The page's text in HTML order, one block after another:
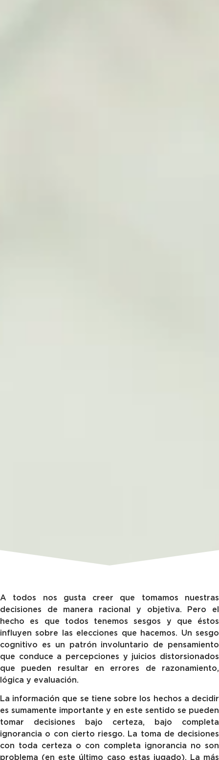
A todos nos gusta creer que tomamos nuestras
decisiones de manera racional y objetiva. Pero el
hecho es que todos tenemos sesgos y que éstos
influyen sobre las elecciones que hacemos. Un sesgo
cognitivo es un patrón involuntario de pensamiento
que conduce a percepciones y juicios distorsionados
que pueden resultar en errores de razonamiento,
lógica y evaluación.
La información que se tiene sobre los hechos a decidir
es sumamente importante y en este sentido se pueden
tomar decisiones bajo certeza, bajo completa
ignorancia o con cierto riesgo. La toma de decisiones
con toda certeza o con completa ignorancia no son
problema (en este último caso estas jugado). La más